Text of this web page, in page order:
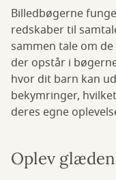
Billedbøgerne
redskaber til
sammen tale om
der opstår i
hvor dit barn kan
bekymringer,
deres egne
Oplev